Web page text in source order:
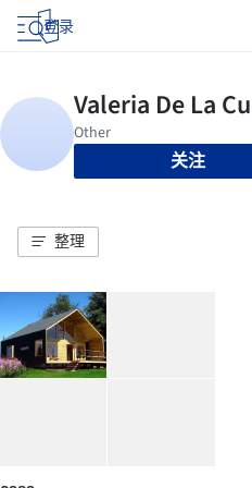
登录
关注
整理